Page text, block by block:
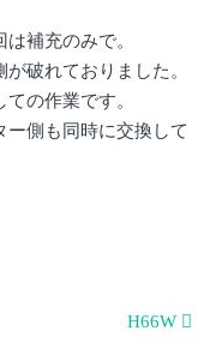
補充のみで。
破れておりました。
の作業です。
側も同時に交換して
H66W